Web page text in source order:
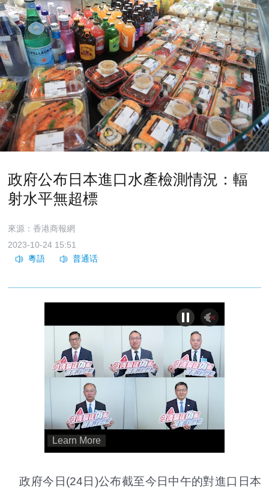
政府公布日本進口水產檢測情況：輻
射水平無超標
來源：香港商報網
2023-10-24 15:51
政府今日(24日)公布截至今日中午的對進口日本